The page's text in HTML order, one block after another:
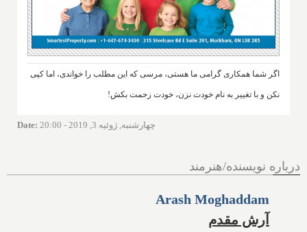
اگر شما همکاری گرامی ما هستی، مرسی که این مطلب را خواندی، اما کپی
نکن و با تغییر به نام خودت نزن، خودت زحمت بکش!
Date: چهارشنبه, ژوئیه 3, 2019 - 20:00
درباره نویسنده/هنرمند
Arash Moghaddam
آرش مقدم